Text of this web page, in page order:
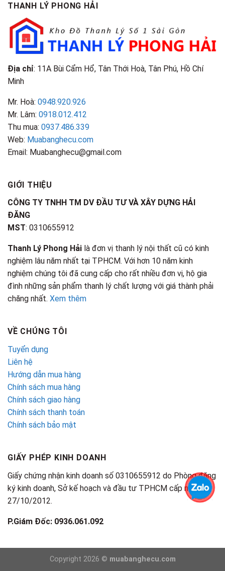
THANH LÝ PHONG HẢI
Địa chỉ: 11A Bùi Cẩm Hổ, Tân Thới Hoà, Tân Phú, Hồ Chí
Minh
Mr. Hoà: 0948.920.926
Mr. Lâm: 0918.012.412
Thu mua: 0937.486.339
Web: Muabanghecu.com
Email: Muabanghecu@gmail.com
GIỚI THIỆU
CÔNG TY TNHH TM DV ĐẦU TƯ VÀ XÂY DỰNG HẢI
ĐĂNG
MST: 0310655912
Thanh Lý Phong Hải là đơn vị thanh lý nội thất cũ có kinh
nghiệm lâu năm nhất tại TPHCM. Với hơn 10 năm kinh
nghiệm chúng tôi đã cung cấp cho rất nhiều đơn vị, hộ gia
đình những sản phẩm thanh lý chất lượng với giá thành phải
chăng nhất. Xem thêm
VỀ CHÚNG TÔI
Tuyển dụng
Liên hệ
Hướng dẫn mua hàng
Chính sách mua hàng
Chính sách giao hàng
Chính sách thanh toán
Chính sách bảo mật
GIẤY PHÉP KINH DOANH
Giấy chứng nhận kinh doanh số 0310655912 do Phòng đăng
ký kinh doanh, Sở kế hoạch và đầu tư TPHCM cấp ngày
27/10/2012.
P.Giám Đốc: 0936.061.092
Copyright 2026 © muabanghecu.com